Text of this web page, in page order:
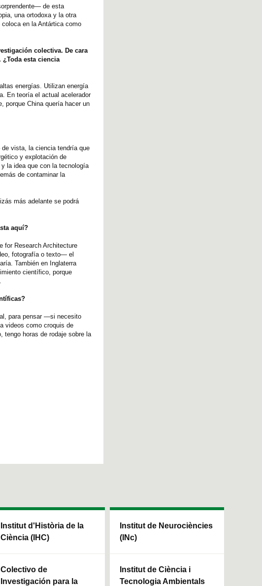
de esta
una ortodoxa y la otra
en la Antártica como
colectiva. De cara
esta ciencia
energías. Utilizan energía
En teoría el actual acelerador
porque China quería hacer un
vista, la ciencia tendría que
y explotación de
la idea que con la tecnología
de contaminar la
más adelante se podrá
aquí?
for Research Architecture
fotografía o texto— el
También en Inglaterra
científico, porque
para pensar —si necesito
videos como croquis de
tengo horas de rodaje sobre la
Institut d'Història de la
Ciència (IHC)
Colectivo de
Investigación para la
Institut de Neurociències
(INc)
Institut de Ciència i
Tecnologia Ambientals